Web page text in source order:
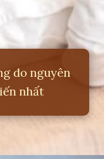
do nguyên
nhất